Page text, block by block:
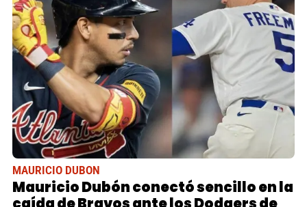
MAURICIO DUBON
Mauricio Dubón conectó sencillo en la